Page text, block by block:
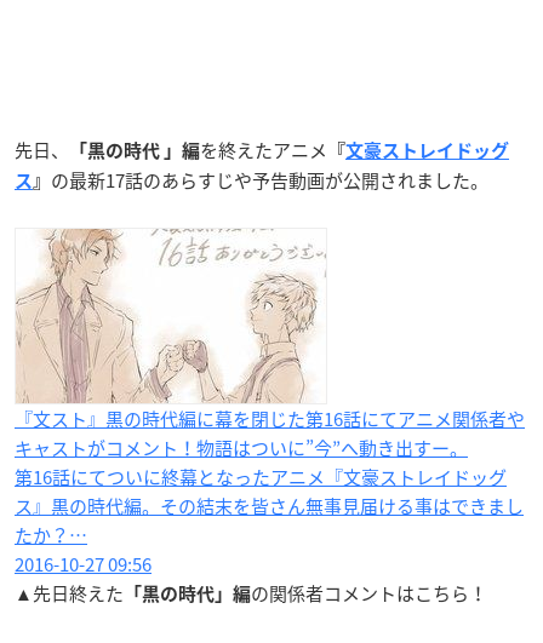
先日、 「黒の時代 」編を終えたアニメ 『文豪ストレイドッグ
ス 』 の最新17話のあらすじや予告動画が公開されました。
『文スト』黒の時代編に幕を閉じた第16話にてアニメ関係者や
キャストがコメント！物語はついに”今”へ動き出すー。
第16話にてついに終幕となったアニメ『文豪ストレイドッグ
ス』黒の時代編。その結末を皆さん無事見届ける事はできまし
たか？…
2016-10-27 09:56
▲先日終えた 「黒の時代」編の関係者コメントはこちら！